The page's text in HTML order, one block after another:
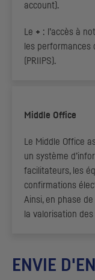
account) .
Le + : l’accès à
les performances
PRIIPS ).
Middle Office
Le Middle Office
un système
facilitateurs, les
confirmations
Ainsi, en phase
la valorisation
ENVIE